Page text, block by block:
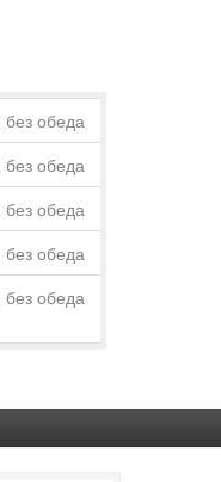
обеда
обеда
обеда
обеда
обеда